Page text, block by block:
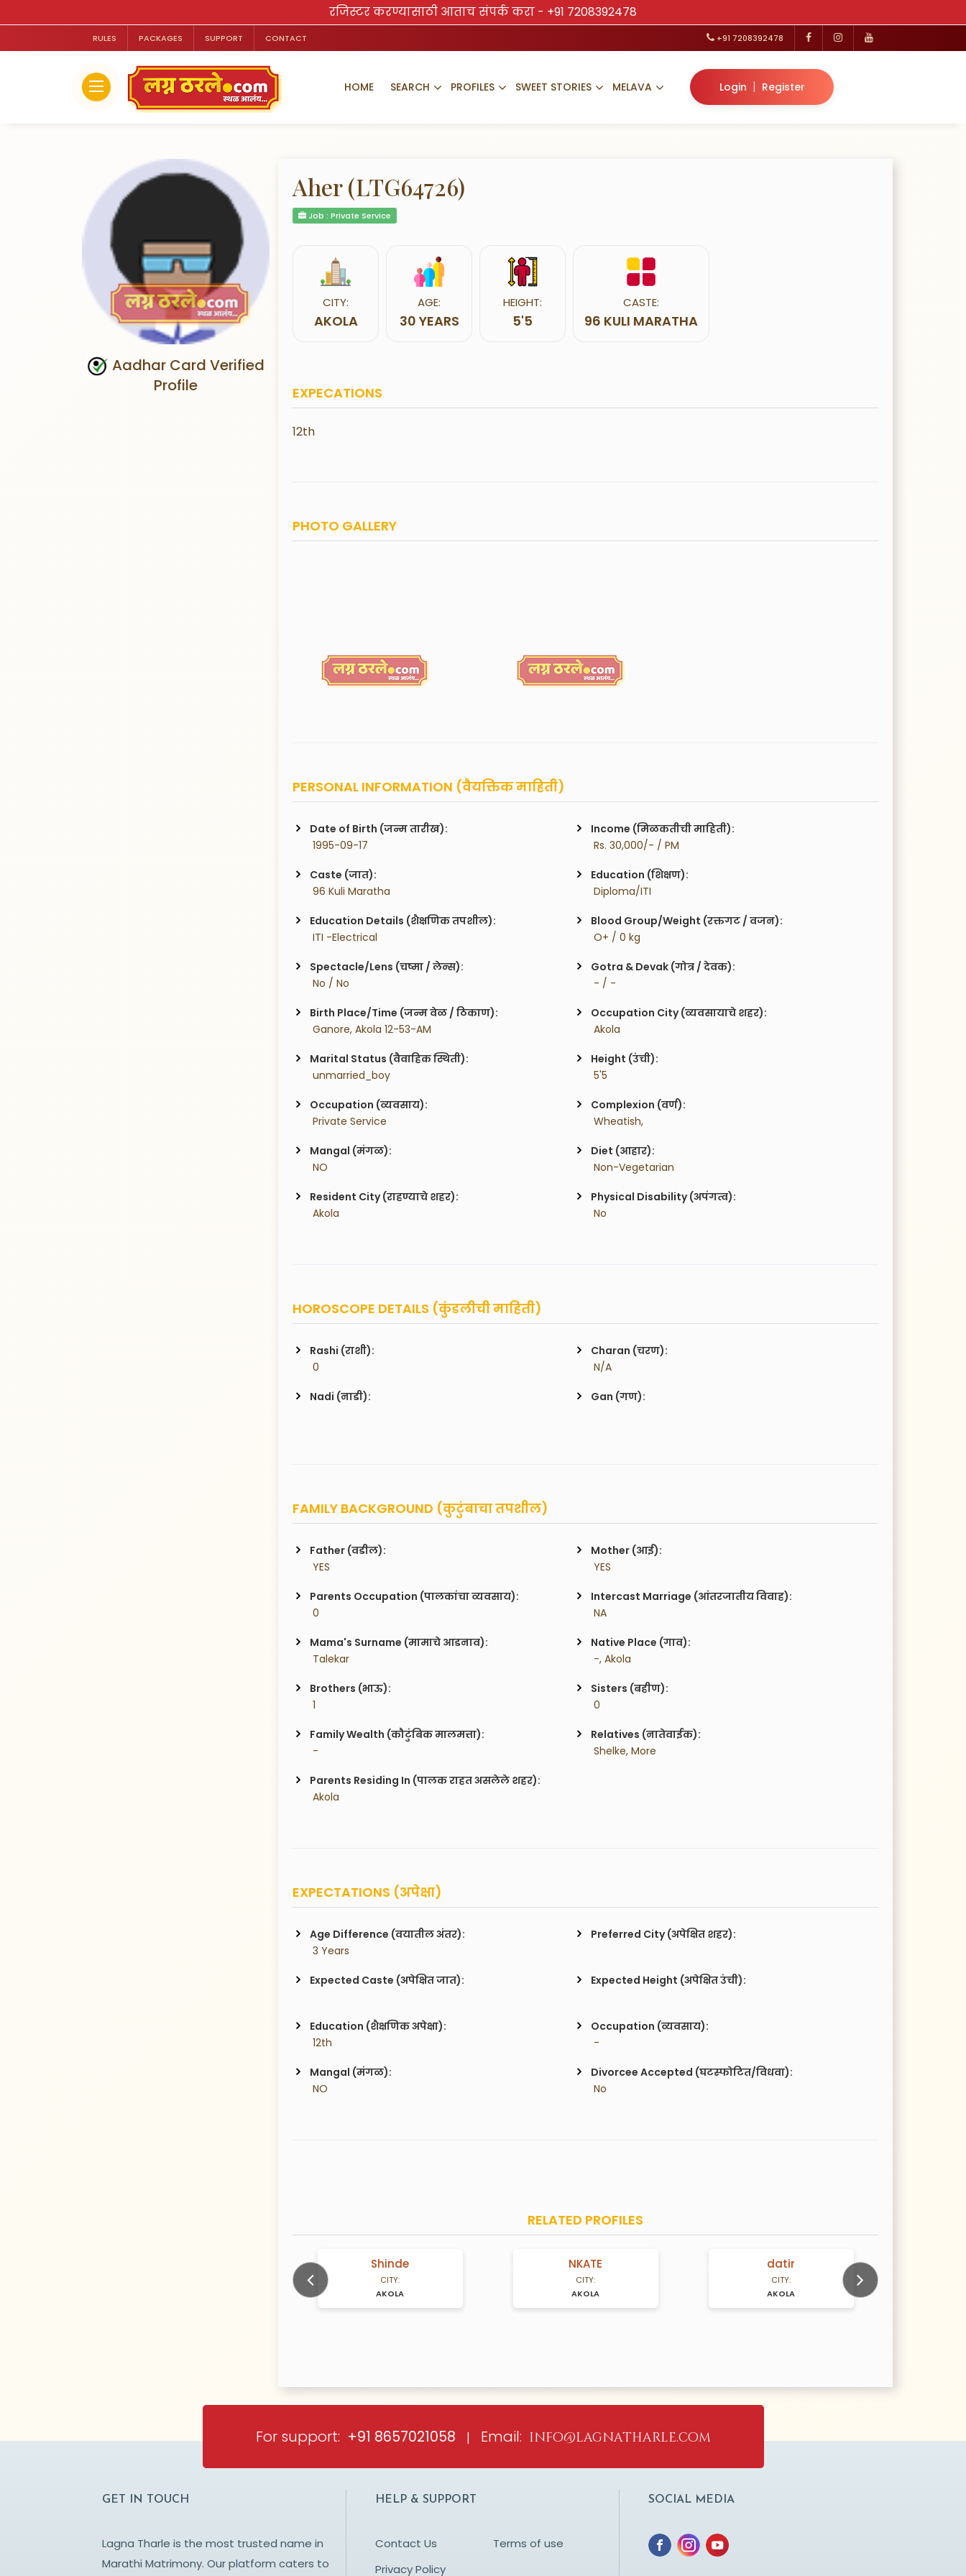
रजिस्टर करण्यासाठी आताच संपर्क करा - +91 7208392478
RULES PACKAGES SUPPORT CONTACT +91 7208392478
HOME SEARCH PROFILES SWEET STORIES MELAVA Login | Register
Aadhar Card Verified
Profile
Aher (LTG64726)
Job : Private Service
CITY:
AKOLA
AGE:
30 YEARS
HEIGHT:
5'5
CASTE:
96 KULI MARATHA
EXPECATIONS
12th
PHOTO GALLERY
PERSONAL INFORMATION (वैयक्तिक माहिती)
Date of Birth (जन्म तारीख):
1995-09-17
Income (मिळकतीची माहिती):
Rs. 30,000/- / PM
Caste (जात):
96 Kuli Maratha
Education (शिक्षण):
Diploma/ITI
Education Details (शैक्षणिक तपशील):
ITI -Electrical
Blood Group/Weight (रक्तगट / वजन):
O+ / 0 kg
Spectacle/Lens (चष्मा / लेन्स):
No / No
Gotra & Devak (गोत्र / देवक):
- / -
Birth Place/Time (जन्म वेळ / ठिकाण):
Ganore, Akola 12-53-AM
Occupation City (व्यवसायाचे शहर):
Akola
Marital Status (वैवाहिक स्थिती):
unmarried_boy
Height (उंची):
5'5
Occupation (व्यवसाय):
Private Service
Complexion (वर्ण):
Wheatish,
Mangal (मंगळ):
NO
Diet (आहार):
Non-Vegetarian
Resident City (राहण्याचे शहर):
Akola
Physical Disability (अपंगत्व):
No
HOROSCOPE DETAILS (कुंडलीची माहिती)
Rashi (राशी):
0
Charan (चरण):
N/A
Nadi (नाडी): Gan (गण):
FAMILY BACKGROUND (कुटुंबाचा तपशील)
Father (वडील):
YES
Mother (आई):
YES
Parents Occupation (पालकांचा व्यवसाय):
0
Intercast Marriage (आंतरजातीय विवाह):
NA
Mama's Surname (मामाचे आडनाव):
Talekar
Native Place (गाव):
-, Akola
Brothers (भाऊ):
1
Sisters (बहीण):
0
Family Wealth (कौटुंबिक मालमत्ता):
-
Relatives (नातेवाईक):
Shelke, More
Parents Residing In (पालक राहत असलेले शहर):
Akola
EXPECTATIONS (अपेक्षा)
Age Difference (वयातील अंतर):
3 Years
Preferred City (अपेक्षित शहर):
Expected Caste (अपेक्षित जात): Expected Height (अपेक्षित उंची):
Education (शैक्षणिक अपेक्षा):
12th
Occupation (व्यवसाय):
-
Mangal (मंगळ):
NO
Divorcee Accepted (घटस्फोटित/विधवा):
No
RELATED PROFILES
Previous
N/A Years old Shinde
CITY:
AKOLA
NKATE
CITY:
AKOLA
datir
CITY:
AKOLA
Next
For support: +91 8657021058 | Email: info@lagnatharle.com
GET IN TOUCH
Lagna Tharle is the most trusted name in
Marathi Matrimony. Our platform caters to
HELP & SUPPORT
Contact Us
Terms of use
Privacy Policy
SOCIAL MEDIA